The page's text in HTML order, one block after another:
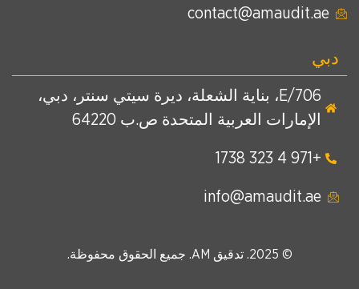
contact@amaudit.ae
دبي
E/706، بناية الشعلة، ديرة سيتي سنتر، دبي،
الإمارات العربية المتحدة ص.ب 64220
+971 4 323 1738
info@amaudit.ae
© 2025. تدقيق AM. جميع الحقوق محفوظة.